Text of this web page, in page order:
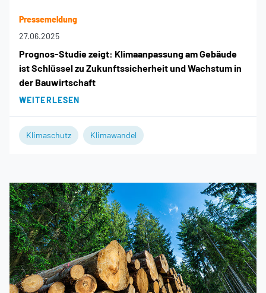
Pressemeldung
27.06.2025
Prognos-Studie zeigt: Klimaanpassung am Gebäude
ist Schlüssel zu Zukunftssicherheit und Wachstum in
der Bauwirtschaft
WEITERLESEN
Klimaschutz Klimawandel